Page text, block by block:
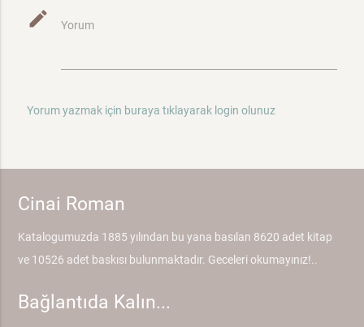
mode_edit Yorum
Yorum yazmak için buraya tıklayarak login olunuz
Cinai Roman
Katalogumuzda 1885 yılından bu yana basılan 8620 adet kitap
ve 10526 adet baskısı bulunmaktadır. Geceleri okumayınız!..
Bağlantıda Kalın...